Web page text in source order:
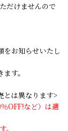
だけませんので
お知らせいたし
す。
とは異なります>
OFF!など）は適